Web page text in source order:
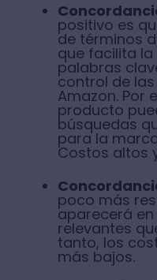
positivo es
de términos
que facilita
palabras
control de
Amazon. Por
producto
búsquedas
para la
Costos altos
poco más
aparecerá
relevantes
tanto, los
más bajos.